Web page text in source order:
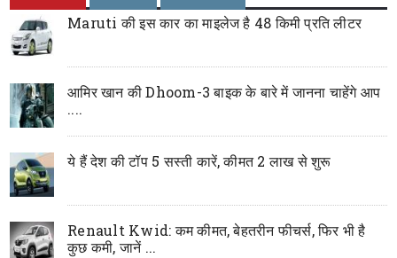
Maruti की इस कार का माइलेज है 48 किमी प्रति लीटर
आमिर खान की Dhoom-3 बाइक के बारे में जानना चाहेंगे आप
....
ये हैं देश की टॉप 5 सस्ती कारें, कीमत 2 लाख से शुरू
Renault Kwid: कम कीमत, बेहतरीन फीचर्स, फिर भी है
कुछ कमी, जानें ...